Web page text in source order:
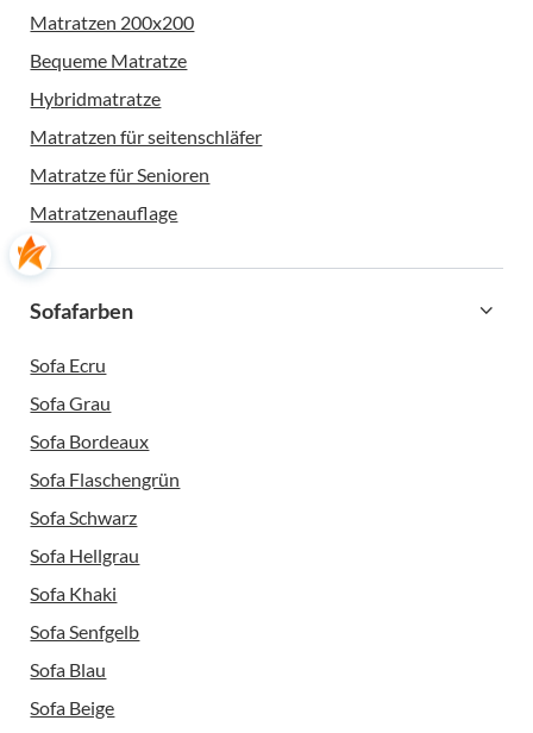
Matratzen 200x200
Bequeme Matratze
Hybridmatratze
Matratzen für seitenschläfer
Matratze für Senioren
Matratzenauflage
Sofafarben
Sofa Ecru
Sofa Grau
Sofa Bordeaux
Sofa Flaschengrün
Sofa Schwarz
Sofa Hellgrau
Sofa Khaki
Sofa Senfgelb
Sofa Blau
Sofa Beige